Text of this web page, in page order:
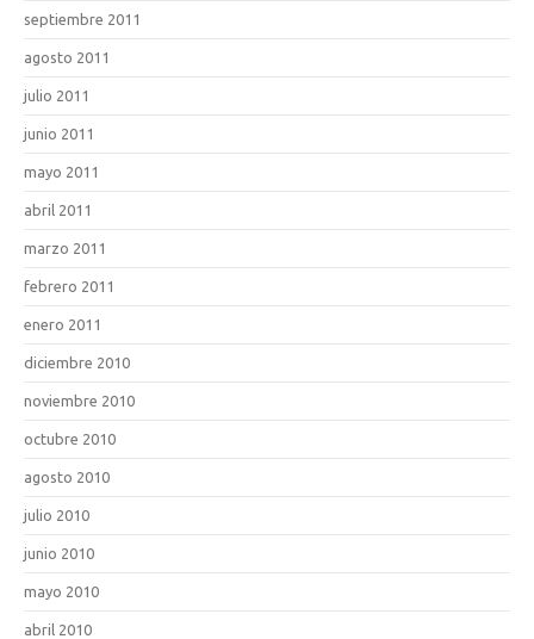
septiembre 2011
agosto 2011
julio 2011
junio 2011
mayo 2011
abril 2011
marzo 2011
febrero 2011
enero 2011
diciembre 2010
noviembre 2010
octubre 2010
agosto 2010
julio 2010
junio 2010
mayo 2010
abril 2010